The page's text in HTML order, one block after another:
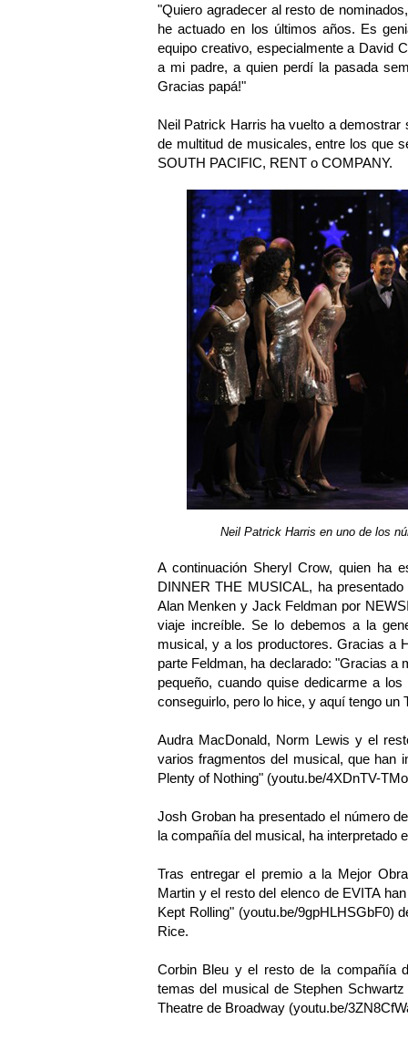
"Quiero agradecer al resto de
he actuado en los últimos años. Es
equipo creativo, especialmente a David
a mi padre, a quien perdí la pasada
Gracias papá!"
Neil Patrick Harris ha vuelto a
de multitud de musicales, entre los que
SOUTH PACIFIC, RENT o COMPANY.
Neil Patrick Harris en uno de los
A continuación Sheryl Crow, quien ha
DINNER THE MUSICAL, ha
Alan Menken y Jack Feldman por
viaje increíble. Se lo debemos a la
musical, y a los productores. Gracias a
parte Feldman, ha declarado: "Gracias
pequeño, cuando quise dedicarme a
conseguirlo, pero lo hice, y aquí tengo un
Audra MacDonald, Norm Lewis y el
varios fragmentos del musical, que han
Plenty of Nothing" (youtu.be/4XDnTV-
Josh Groban ha presentado el número
la compañía del musical, ha interpretado
Tras entregar el premio a la Mejor
Martin y el resto del elenco de EVITA
Kept Rolling" (youtu.be/9gpHLHSGbF0)
Rice.
Corbin Bleu y el resto de la compañía
temas del musical de Stephen
Theatre de Broadway (youtu.be/